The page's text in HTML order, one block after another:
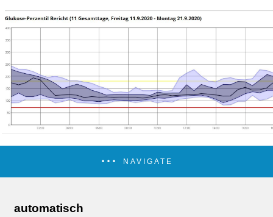
NAVIGATE
automatisch